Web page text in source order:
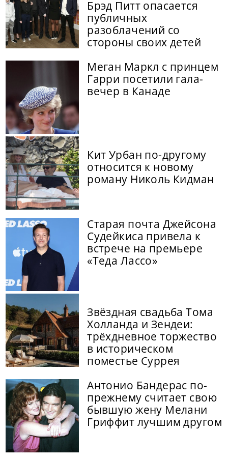
Брэд Питт опасается
публичных
разоблачений со
стороны своих детей
Меган Маркл с принцем
Гарри посетили гала-
вечер в Канаде
Кит Урбан по-другому
относится к новому
роману Николь Кидман
Старая почта Джейсона
Судейкиса привела к
встрече на премьере
«Теда Лассо»
Звёздная свадьба Тома
Холланда и Зендеи:
трёхдневное торжество
в историческом
поместье Суррея
Антонио Бандерас по-
прежнему считает свою
бывшую жену Мелани
Гриффит лучшим другом